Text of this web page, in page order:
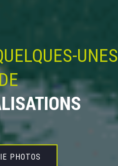
UNES
PHOTOS